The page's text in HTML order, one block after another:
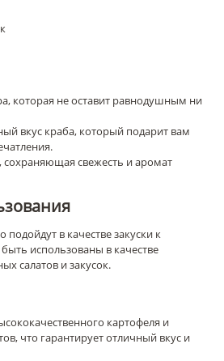
которая не оставит равнодушным ни
вкус краба, который подарит вам
сохраняющая свежесть и аромат
в качестве закуски к
использованы в качестве
салатов и закусок.
картофеля и
что гарантирует отличный вкус и